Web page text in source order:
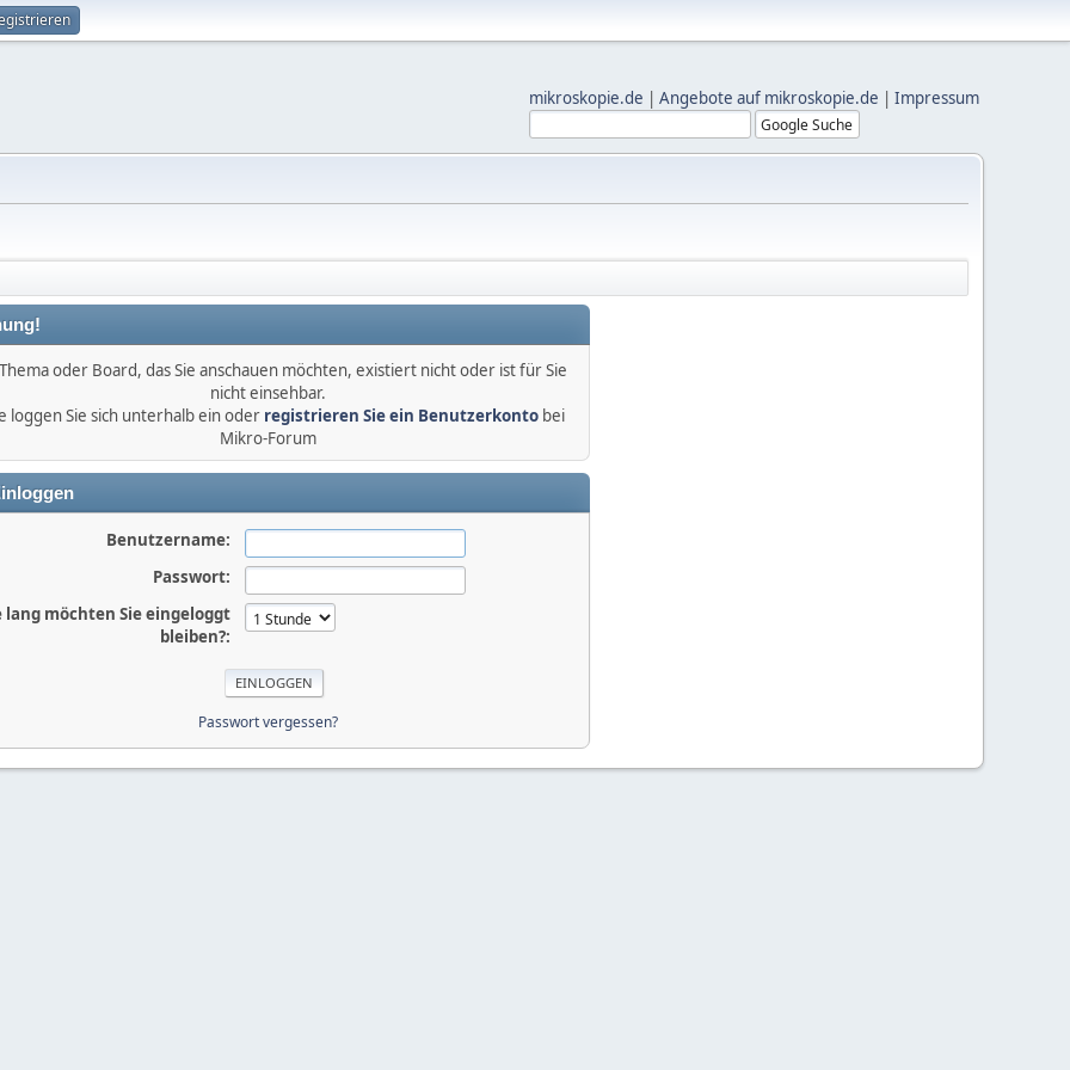
mikroskopie.de | Angebote auf mikroskopie.de | Impressum
oder Board, das Sie anschauen möchten, existiert nicht oder ist für Sie
nicht einsehbar.
loggen Sie sich unterhalb ein oder registrieren Sie ein Benutzerkontobei
Mikro-Forum
Benutzername:
Passwort:
lang möchten Sie eingeloggt
bleiben?:
Passwort vergessen?